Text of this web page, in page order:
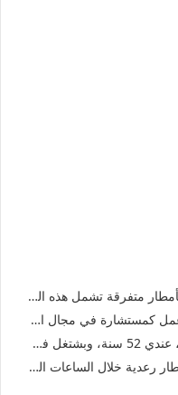
متفرقة تشمل هذه المناطق
البشرية بدور عن شريك الحياة
الخياطة.
الساعات القادمة.. تشمل ولايتين